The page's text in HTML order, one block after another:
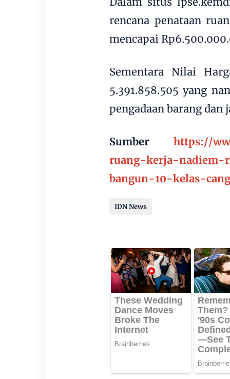
rencana penataan
mencapai
Sementara Nilai
5.391.858.505 yang
pengadaan barang dan
Sumber https://
ruang-kerja-
bangun-10-kelas-
IDN News